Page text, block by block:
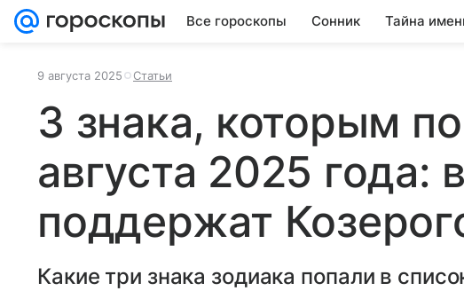
Все гороскопы Сонник Тайна
9 августа 2025 Статьи
3 знака, которым
августа 2025 года:
поддержат
Какие три знака зодиака попали в